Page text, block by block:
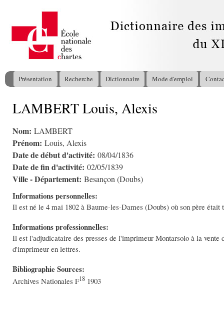
Menu principal
Présentation Recherche Dictionnaire Mode d'emploi
Vous êtes ici
LAMBERT Louis, Alexis
Nom: LAMBERT
Prénom: Louis, Alexis
Date de début d'activité: 08/04/1836
Date de fin d'activité: 02/05/1839
Ville - Département: Besançon (Doubs)
Informations personnelles:
Il est né le 4 mai 1802 à Baume-les-Dames (Doubs) où son père
Informations professionnelles:
Il est l'adjudicataire des presses de l'imprimeur Montarsolo à la
d'imprimeur en lettres.
Bibliographie Sources:
Archives Nationales F18 1903